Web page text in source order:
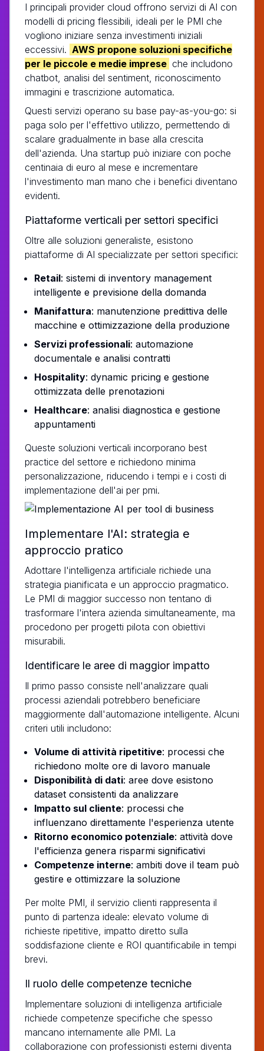
I principali provider cloud offrono servizi di AI con
modelli di pricing flessibili, ideali per le PMI che
vogliono iniziare senza investimenti iniziali
eccessivi. AWS propone soluzioni specifiche
per le piccole e medie imprese che includono
chatbot, analisi del sentiment, riconoscimento
immagini e trascrizione automatica.
Questi servizi operano su base pay-as-you-go: si
paga solo per l'effettivo utilizzo, permettendo di
scalare gradualmente in base alla crescita
dell'azienda. Una startup può iniziare con poche
centinaia di euro al mese e incrementare
l'investimento man mano che i benefici diventano
evidenti.
Piattaforme verticali per settori specifici
Oltre alle soluzioni generaliste, esistono
piattaforme di AI specializzate per settori specifici:
Retail: sistemi di inventory management
intelligente e previsione della domanda
Manifattura: manutenzione predittiva delle
macchine e ottimizzazione della produzione
Servizi professionali: automazione
documentale e analisi contratti
Hospitality: dynamic pricing e gestione
ottimizzata delle prenotazioni
Healthcare: analisi diagnostica e gestione
appuntamenti
Queste soluzioni verticali incorporano best
practice del settore e richiedono minima
personalizzazione, riducendo i tempi e i costi di
implementazione dell'ai per pmi.
Implementare l'AI: strategia e
approccio pratico
Adottare l'intelligenza artificiale richiede una
strategia pianificata e un approccio pragmatico.
Le PMI di maggior successo non tentano di
trasformare l'intera azienda simultaneamente, ma
procedono per progetti pilota con obiettivi
misurabili.
Identificare le aree di maggior impatto
Il primo passo consiste nell'analizzare quali
processi aziendali potrebbero beneficiare
maggiormente dall'automazione intelligente. Alcuni
criteri utili includono:
Volume di attività ripetitive: processi che
richiedono molte ore di lavoro manuale
Disponibilità di dati: aree dove esistono
dataset consistenti da analizzare
Impatto sul cliente: processi che
influenzano direttamente l'esperienza utente
Ritorno economico potenziale: attività dove
l'efficienza genera risparmi significativi
Competenze interne: ambiti dove il team può
gestire e ottimizzare la soluzione
Per molte PMI, il servizio clienti rappresenta il
punto di partenza ideale: elevato volume di
richieste ripetitive, impatto diretto sulla
soddisfazione cliente e ROI quantificabile in tempi
brevi.
Il ruolo delle competenze tecniche
Implementare soluzioni di intelligenza artificiale
richiede competenze specifiche che spesso
mancano internamente alle PMI. La
collaborazione con professionisti esterni diventa